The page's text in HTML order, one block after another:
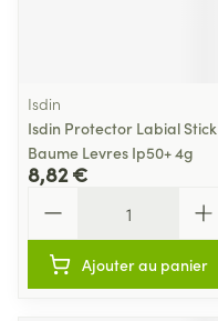
Isdin
Isdin Protector Labial Stick
Baume Levres Ip50+ 4g
8,82 €
Ajouter au panier